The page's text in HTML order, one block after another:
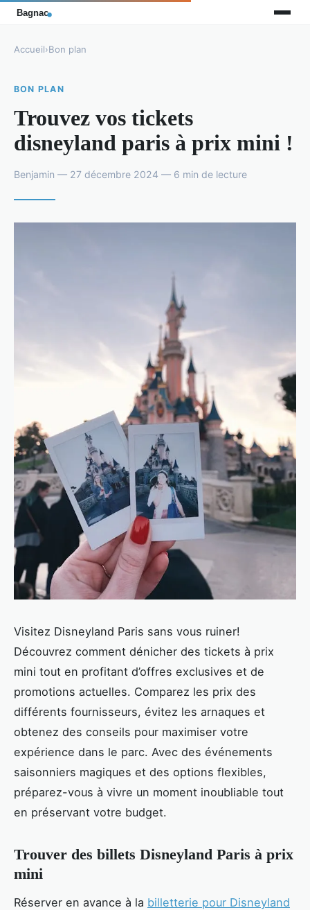
Accueil›Bon plan
BON PLAN
Trouvez vos tickets
disneyland paris à prix mini !
Benjamin — 27 décembre 2024 — 6 min de lecture
Visitez Disneyland Paris sans vous ruiner!
Découvrez comment dénicher des tickets à prix
mini tout en profitant d’offres exclusives et de
promotions actuelles. Comparez les prix des
différents fournisseurs, évitez les arnaques et
obtenez des conseils pour maximiser votre
expérience dans le parc. Avec des événements
saisonniers magiques et des options flexibles,
préparez-vous à vivre un moment inoubliable tout
en préservant votre budget.
Trouver des billets Disneyland Paris à prix
mini
Réserver en avance à la billetterie pour Disneyland